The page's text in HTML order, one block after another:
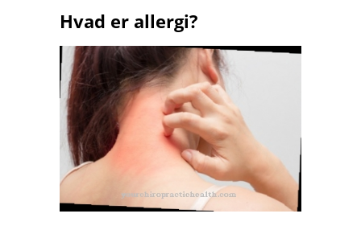
Hvad er allergi?